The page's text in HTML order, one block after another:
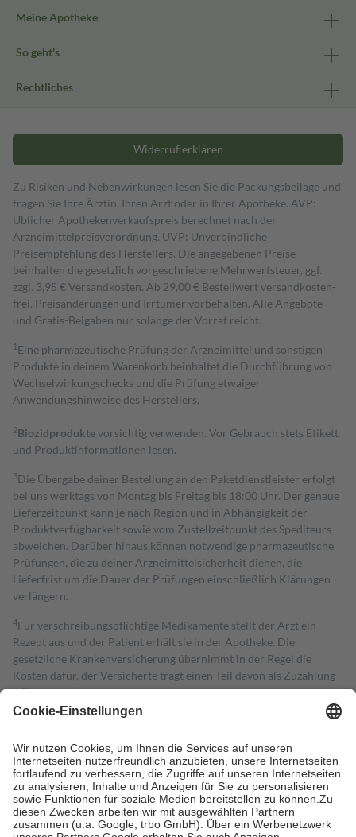
Meine Apotheke
So geht's
Rechtliches
Widerruf erklären
Zu Risiken und Nebenwirkungen lesen Sie die Packungsbeilage und
fragen Sie Ihre Ärztin, Ihren Arzt oder in Ihrer Apotheke. AVP:
Üblicher Apothekenverkaufspreis berechnet nach der
Arzneimittelpreisverordnung. UVP: Unverbindliche
Preisempfehlung des Herstellers. Die angegebenen Preise
beinhalten die gesetzlich vorgeschriebene Mehrwertsteuer, ggf.
zzgl. 3,95 € Versandkosten. Ab 29,00 € Bestell­wert versand­kosten­
frei. Preisänderungen und Irrtümer vorbehalten. Alle Angebote
und Gratis-Beigaben nur solange der Vorrat reicht.
1 Eine pharmazeutische Prüfung der Arzneimittel und sonstigen
Produkte in deinem Warenkorb beinhaltet die Durchführung von
Wechselwirkungschecks und die Prüfung etwaiger
Anwendungshinweise des Herstellers.
2Biozidproduktevorsichtig verwenden. Vor Gebrauch stets Etikett
und Produktinformationen lesen.
3Die Übergabe deiner Bestellung an den Paketdienstleister erfolgt
bei uns werktags von Montag bis Freitag bis 18:00 Uhr. Der genaue
Lieferzeitpunkt kann je nach Region und in Abhängigkeit der
Produktverfügbarkeit sowie vom Zustellzeitpunkt des Spediteurs
abweichen. Darüber hinaus können notwendige pharmazeutische
Prüfungen, die zu deiner Arzneimittelsicherheit dienen, die
Lieferfrist um die Dauer der Prüfungen einschließlich Klärungen
verlängern.
4Für verschreibungspflichtige Medikamente stellt der Arzt ein
Rezept aus und der Patient erhält sie in der Apotheke. Die
gesetzliche Krankenversicherung übernimmt in der Regel die
Kosten dafür, der Versicherte trägt einen Teil davon als Zuzahlung
mit.
Grundsätzlich leisten Mitglieder Zuzahlungen in Höhe von zehn
höchstens zehn Euro.
Es sind jedoch nie mehr als die tatsächlichen
Kosten der Leistung zu entrichten.
Diese Regeln gelten grundsätzlich auch für Online-Apotheken.
Bei Heilmitteln und häuslicher Krankenpflege beträgt die
Zuzahlung zehn Prozent der Kosten sowie zehn Euro je
Verordnung.